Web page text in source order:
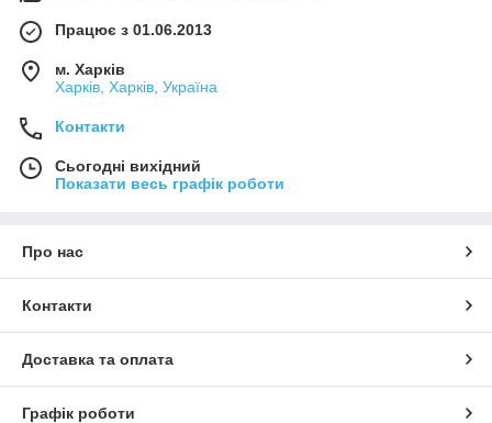
Працює з 01.06.2013
м. Харків
Харків, Харків, Україна
Контакти
Сьогодні вихідний
Показати весь графік роботи
Про нас
Контакти
Доставка та оплата
Графік роботи